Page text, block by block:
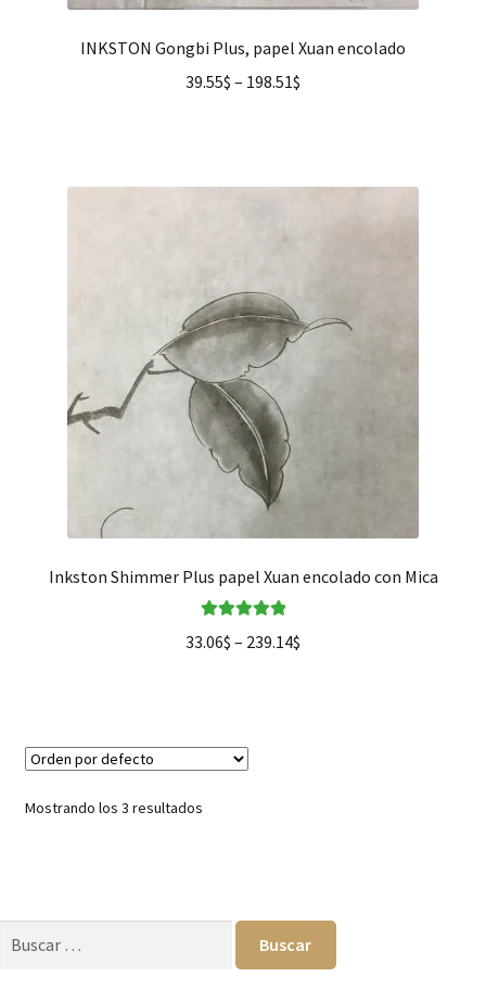
INKSTON Gongbi Plus, papel Xuan encolado
39.55$ – 198.51$
Inkston Shimmer Plus papel Xuan encolado con Mica
5.00
33.06$ – 239.14$
Mostrando los 3 resultados